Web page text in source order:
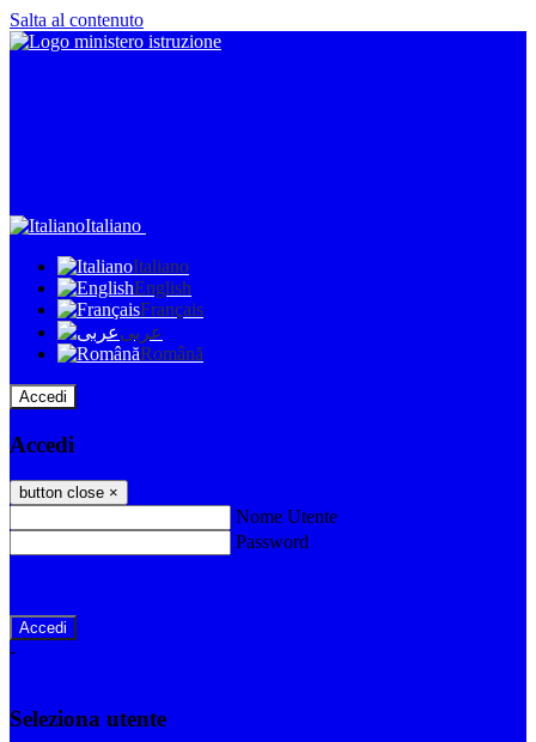
Salta al contenuto
Italiano
Italiano
English
Français
عربى
Română
Accedi
Accedi
button close ×
Nome Utente
Password
-
Seleziona utente